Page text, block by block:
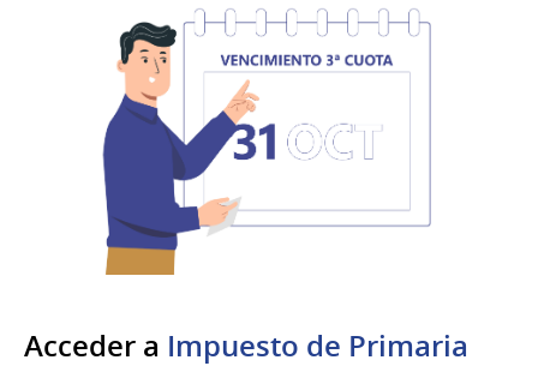
Acceder a Impuesto de Primaria